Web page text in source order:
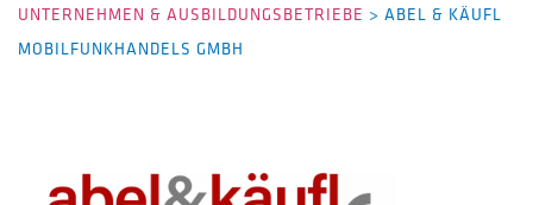
UNTERNEHMEN & AUSBILDUNGSBETRIEBE > ABEL & KÄUFL
MOBILFUNKHANDELS GMBH